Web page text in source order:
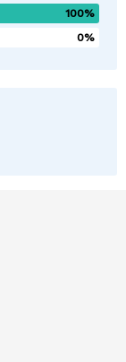
100%
0%